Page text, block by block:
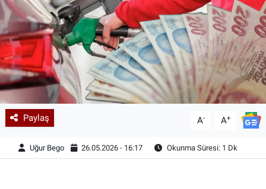
Paylaş A- A+
Uğur Bego 26.05.2026 - 16:17 Okunma Süresi: 1 Dk